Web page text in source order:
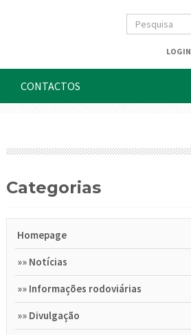
LOGIN
CONTACTOS
Categorias
Homepage
»» Notícias
»» Informações rodoviárias
»» Divulgação